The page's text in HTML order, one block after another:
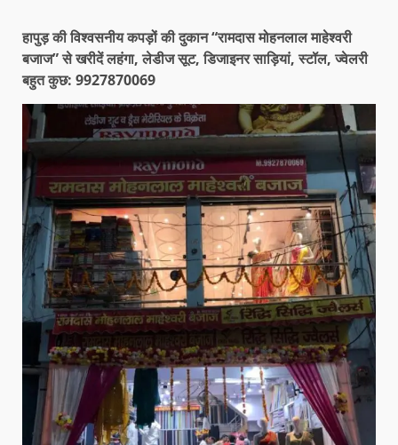
हापुड़ की विश्वसनीय कपड़ों की दुकान “रामदास मोहनलाल माहेश्वरी
बजाज” से खरीदें लहंगा, लेडीज सूट, डिजाइनर साड़ियां, स्टॉल, ज्वेलरी
बहुत कुछ: 9927870069